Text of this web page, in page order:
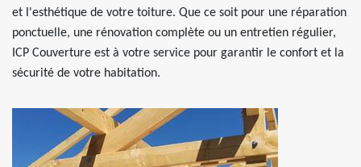
et l'esthétique de votre toiture. Que ce soit pour une réparation
ponctuelle, une rénovation complète ou un entretien régulier,
ICP Couverture est à votre service pour garantir le confort et la
sécurité de votre habitation.